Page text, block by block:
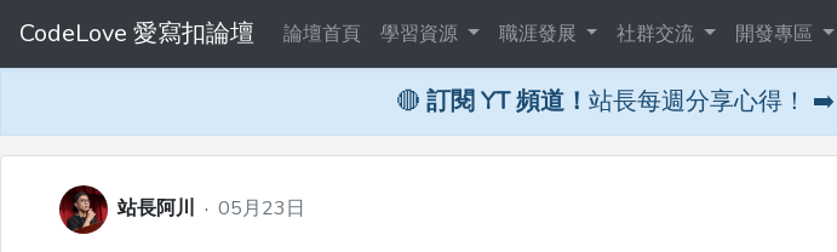
CodeLove 愛寫扣論壇 論壇首頁 學習資源 職涯發展 社群交流 開發專區
🔴 訂閱 YT 頻道！ 站長每週分享心得！ ➡️
站長阿川 · 05月23日